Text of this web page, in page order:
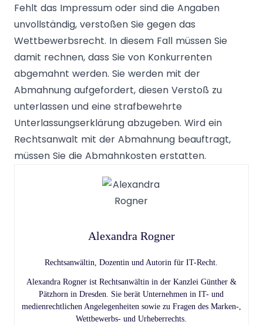
Fehlt das Impressum oder sind die Angaben
unvollständig, verstoßen Sie gegen das
Wettbewerbsrecht. In diesem Fall müssen Sie
damit rechnen, dass Sie von Konkurrenten
abgemahnt werden. Sie werden mit der
Abmahnung aufgefordert, diesen Verstoß zu
unterlassen und eine strafbewehrte
Unterlassungserklärung abzugeben. Wird ein
Rechtsanwalt mit der Abmahnung beauftragt,
müssen Sie die Abmahnkosten erstatten.
Alexandra Rogner
Rechtsanwältin, Dozentin und Autorin für IT-Recht.
Alexandra Rogner ist Rechtsanwältin in der Kanzlei Günther &
Pätzhorn in Dresden. Sie berät Unternehmen in IT- und
medienrechtlichen Angelegenheiten sowie zu Fragen des Marken-,
Wettbewerbs- und Urheberrechts.